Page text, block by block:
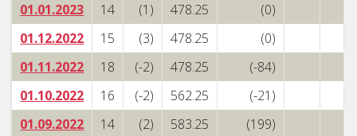
01.01.2023
14 (1) 478.25
(0)
01.12.2022
15 (3) 478.25
(0)
01.11.2022
18 (-2) 478.25
(-84)
01.10.2022
16 (-2) 562.25
(-21)
01.09.2022
14 (2) 583.25
(199)